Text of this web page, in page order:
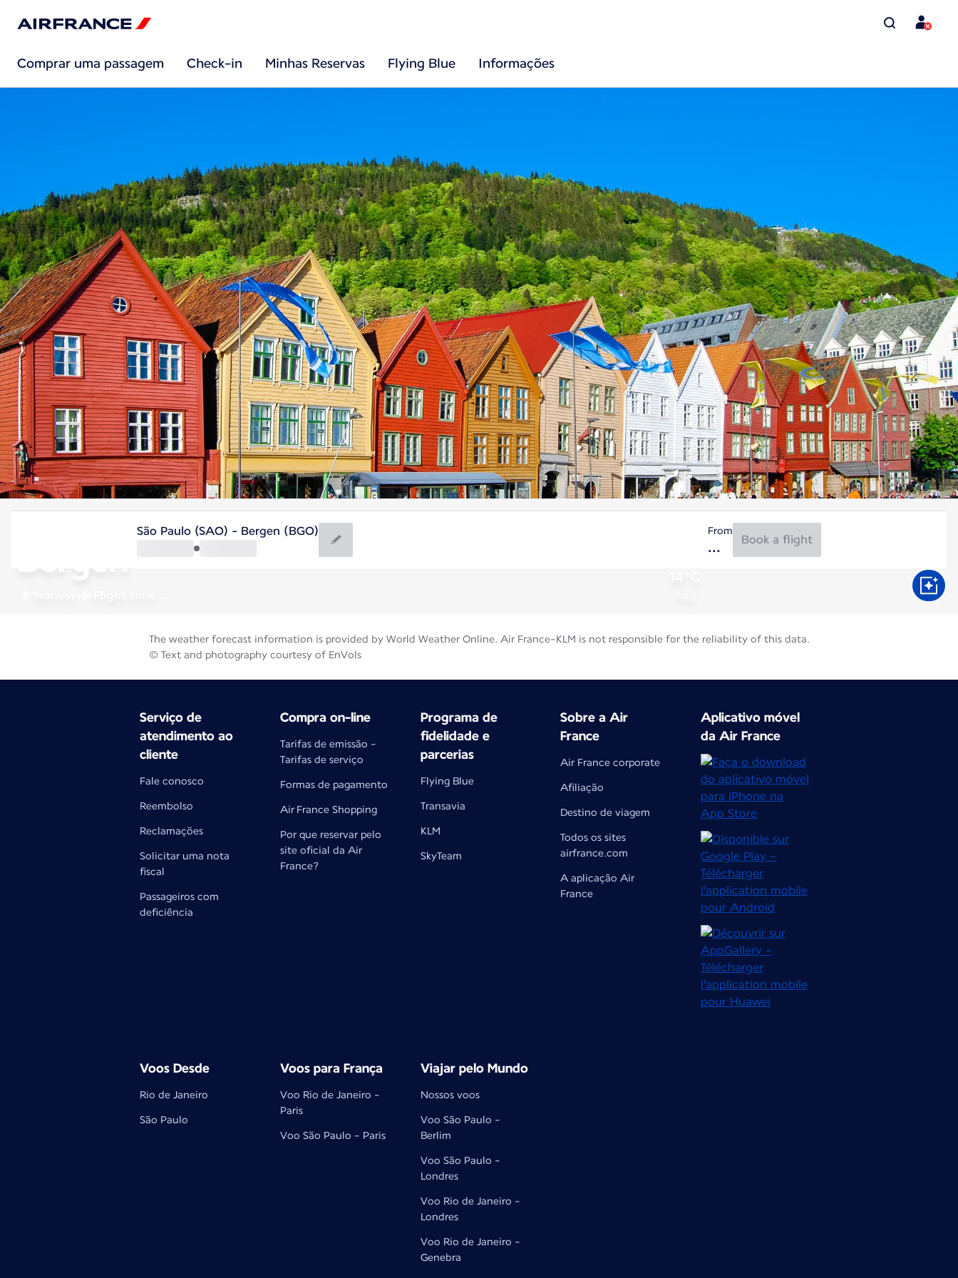
Comprar uma passagem Check-in Minhas Reservas Flying Blue Informações
Bergen
São Paulo (SAO) - Bergen (BGO) From
Book a flight
The weather forecast information is provided by World Weather Online. Air France-KLM is not responsible for the reliability of this data.
© Text and photography courtesy of EnVols
Serviço de
atendimento ao
cliente
Fale conosco
Reembolso
Reclamações
Solicitar uma nota
fiscal
Passageiros com
deficiência
Compra on-line
Tarifas de emissão -
Tarifas de serviço
Formas de pagamento
Air France Shopping
Por que reservar pelo
site oficial da Air
France?
Programa de
fidelidade e
parcerias
Flying Blue
Transavia
KLM
SkyTeam
Sobre a Air
France
Air France corporate
Afiliação
Destino de viagem
Todos os sites
airfrance.com
A aplicação Air
France
Aplicativo móvel
da Air France
Voos Desde
Rio de Janeiro
São Paulo
Voos para França
Voo Rio de Janeiro -
Paris
Voo São Paulo - Paris
Viajar pelo Mundo
Nossos voos
Voo São Paulo -
Berlim
Voo São Paulo -
Londres
Voo Rio de Janeiro -
Londres
Voo Rio de Janeiro -
Genebra